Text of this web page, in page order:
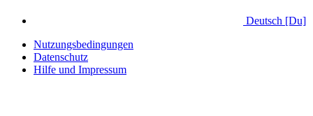
Deutsch [Du]
Nutzungsbedingungen
Datenschutz
Hilfe und Impressum